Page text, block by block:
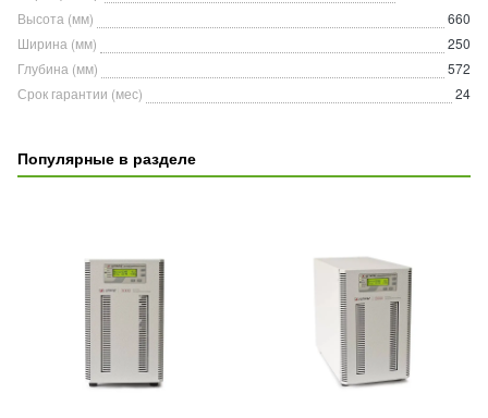
Высота (мм)
660
Ширина (мм)
250
Глубина (мм)
572
Срок гарантии (мес)
24
Популярные в разделе